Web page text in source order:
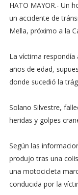
HATO MAYOR.- Un
un accidente de
Mella, próximo a la
La víctima respondía
años de edad,
donde sucedió la
Solano Silvestre,
heridas y golpes
Según las
produjo tras una
una motocicleta
conducida por la